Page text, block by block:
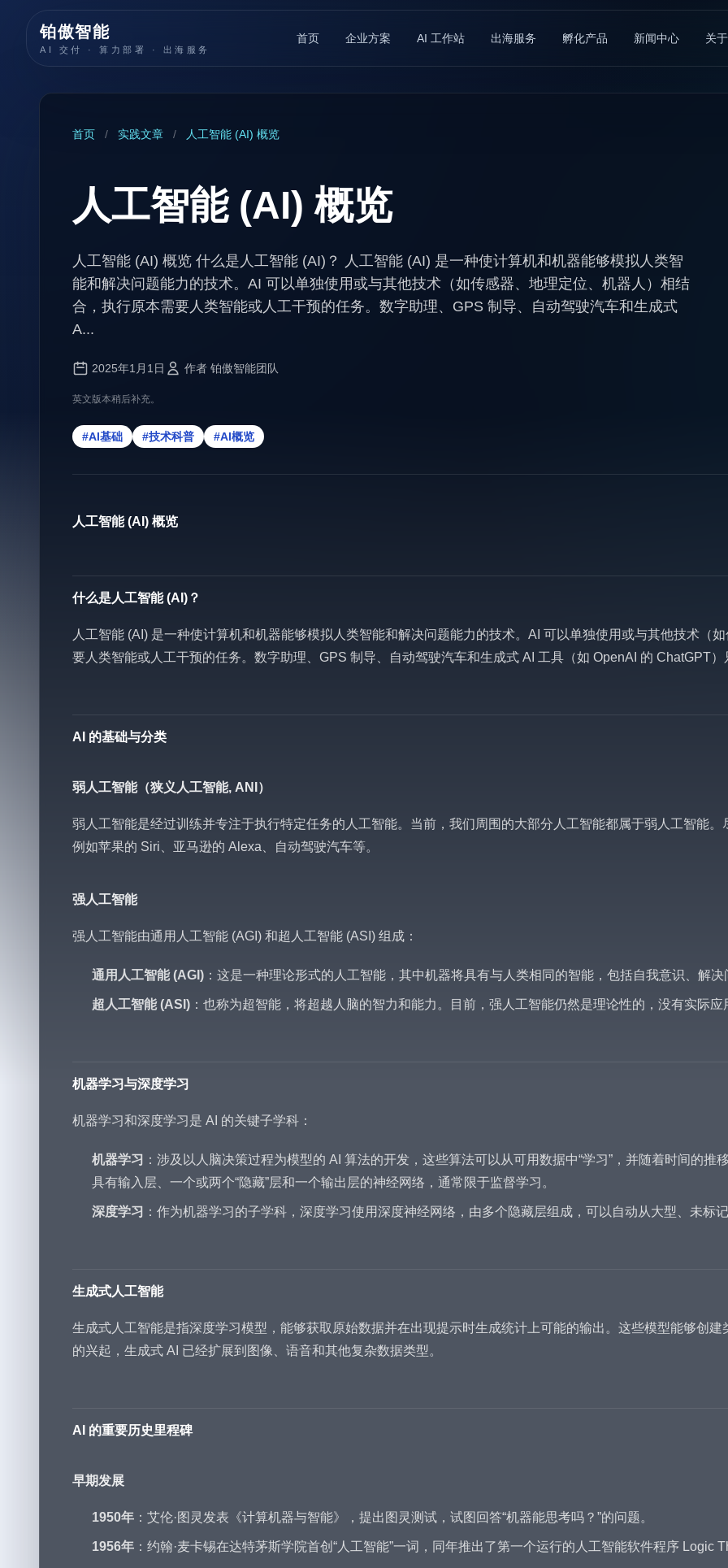
铂傲智能
AI 交付 · 算力部署 · 出海服务
首页 企业方案 AI 工作站 出海服务 孵化产品 新闻中心 关
首页 / 实践文章 / 人工智能 (AI) 概览
人工智能 (AI) 概览
人工智能 (AI) 概览 什么是人工智能 (AI)？ 人工智能 (AI) 是一种使计算机和机器能够模拟人类智
能和解决问题能力的技术。AI 可以单独使用或与其他技术（如传感器、地理定位、机器人）相结
合，执行原本需要人类智能或人工干预的任务。数字助理、GPS 制导、自动驾驶汽车和生成式
A...
2025年1月1日 作者 铂傲智能团队
英文版本稍后补充。
#AI基础 #技术科普 #AI概览
人工智能 (AI) 概览
什么是人工智能 (AI)？
人工智能 (AI) 是一种使计算机和机器能够模拟人类智能和解决问题能力的技术。AI 可以单独使用或与其他技术（
要人类智能或人工干预的任务。数字助理、GPS 制导、自动驾驶汽车和生成式 AI 工具（如 OpenAI 的 ChatGPT）
AI 的基础与分类
弱人工智能（狭义人工智能, ANI）
弱人工智能是经过训练并专注于执行特定任务的人工智能。当前，我们周围的大部分人工智能都属于弱人工智能。
例如苹果的 Siri、亚马逊的 Alexa、自动驾驶汽车等。
强人工智能
强人工智能由通用人工智能 (AGI) 和超人工智能 (ASI) 组成：
通用人工智能 (AGI) ：这是一种理论形式的人工智能，其中机器将具有与人类相同的智能，包括自我意识、解决
超人工智能 (ASI) ：也称为超智能，将超越人脑的智力和能力。目前，强人工智能仍然是理论性的，没有实际
机器学习与深度学习
机器学习和深度学习是 AI 的关键子学科：
机器学习 ：涉及以人脑决策过程为模型的 AI 算法的开发，这些算法可以从可用数据中“学习”，并随着时间的
具有输入层、一个或两个“隐藏”层和一个输出层的神经网络，通常限于监督学习。
深度学习 ：作为机器学习的子学科，深度学习使用深度神经网络，由多个隐藏层组成，可以自动从大型、未标
生成式人工智能
生成式人工智能是指深度学习模型，能够获取原始数据并在出现提示时生成统计上可能的输出。这些模型能够创
的兴起，生成式 AI 已经扩展到图像、语音和其他复杂数据类型。
AI 的重要历史里程碑
早期发展
1950年 ：艾伦·图灵发表《计算机器与智能》，提出图灵测试，试图回答“机器能思考吗？”的问题。
1956年 ：约翰·麦卡锡在达特茅斯学院首创“人工智能”一词，同年推出了第一个运行的人工智能软件程序 Logic